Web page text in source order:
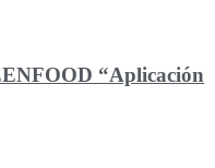
“Aplicación